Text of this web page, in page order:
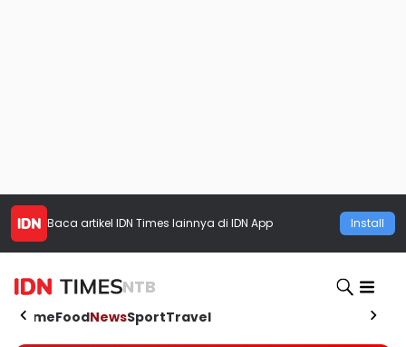
Baca artikel IDN Times lainnya di IDN App Install
NTB
HomeFoodNewsSportTravel